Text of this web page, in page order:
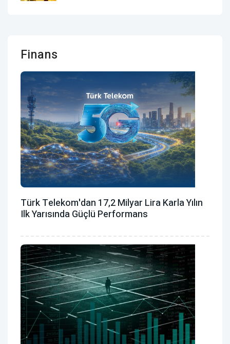
Finans
Türk Telekom'dan 17,2 Milyar Lira Karla Yılın
Ilk Yarısında Güçlü Performans